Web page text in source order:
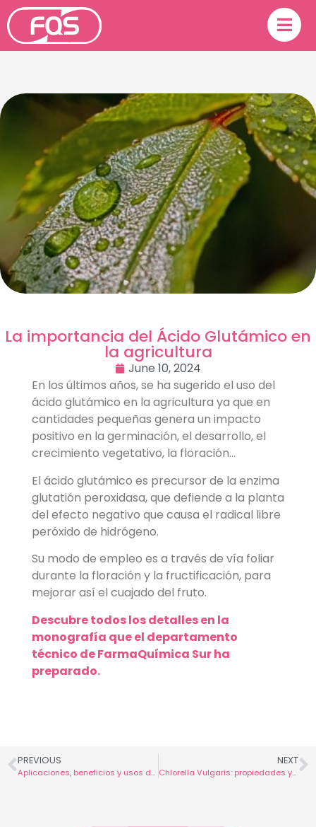
La importancia del Ácido Glutámico en
la agricultura
June 10, 2024
En los últimos años, se ha sugerido el uso del
ácido glutámico en la agricultura ya que en
cantidades pequeñas genera un impacto
positivo en la germinación, el desarrollo, el
crecimiento vegetativo, la floración…
El ácido glutámico es precursor de la enzima
glutatión peroxidasa, que defiende a la planta
del efecto negativo que causa el radical libre
peróxido de hidrógeno.
Su modo de empleo es a través de vía foliar
durante la floración y la fructificación, para
mejorar así el cuajado del fruto.
Descubre todos los detalles en la
monografía que el departamento
técnico de FarmaQuímica Sur ha
preparado.
PREVIOUS
Aplicaciones, beneficios y usos del ácido hialurónico.
NEXT
Chlorella Vulgaris: propiedades y usos